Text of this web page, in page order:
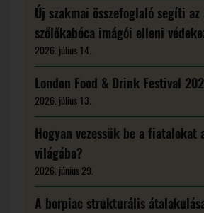
Új szakmai összefoglaló segíti
szőlőkabóca imágói elleni
2026. július 14.
London Food & Drink Festival
2026. július 13.
Hogyan vezessük be a fiatalokat
világába?
2026. június 29.
A borpiac strukturális